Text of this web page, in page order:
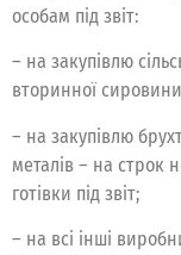
особам під звіт:
– на закупівлю
вторинної
– на закупівлю
металів – на строк
готівки під звіт;
– на всі інші